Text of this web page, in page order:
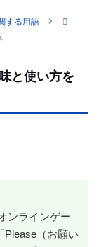
する用語
と使い方を
ンラインゲー
Please（お願い